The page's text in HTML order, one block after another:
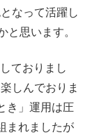
なって活躍し
と思います。
ておりまし
しんでおりま
き」運用は圧
まれましたが